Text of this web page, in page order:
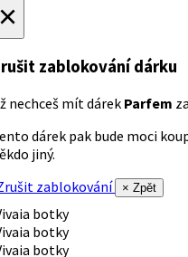
zablokování dárku
nechceš mít dárek Parfem
dárek pak bude moci
jiný.
zablokování
× Zpět